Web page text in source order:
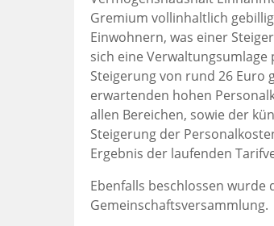
Gremium vollinhaltlich
Einwohnern, was einer
sich eine
Steigerung von rund 26 Euro
erwartenden hohen
allen Bereichen, sowie der
Steigerung der
Ergebnis der laufenden
Ebenfalls beschlossen wurde
Gemeinschaftsversammlung.